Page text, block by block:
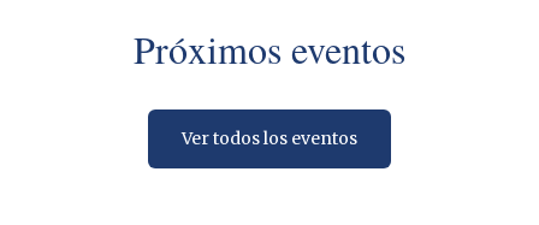
Próximos eventos
Ver todos los eventos